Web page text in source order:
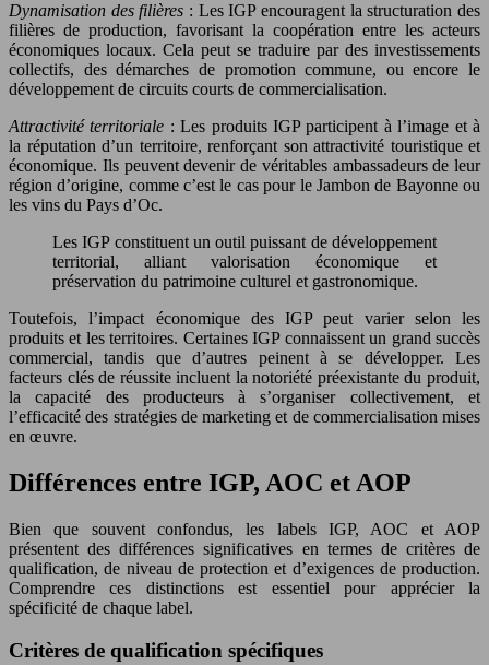
Dynamisation des filières : Les IGP encouragent la structuration des
filières de production, favorisant la coopération entre les acteurs
économiques locaux. Cela peut se traduire par des investissements
collectifs, des démarches de promotion commune, ou encore le
développement de circuits courts de commercialisation.
Attractivité territoriale : Les produits IGP participent à l’image et à
la réputation d’un territoire, renforçant son attractivité touristique et
économique. Ils peuvent devenir de véritables ambassadeurs de leur
région d’origine, comme c’est le cas pour le Jambon de Bayonne ou
les vins du Pays d’Oc.
Les IGP constituent un outil puissant de développement
territorial, alliant valorisation économique et
préservation du patrimoine culturel et gastronomique.
Toutefois, l’impact économique des IGP peut varier selon les
produits et les territoires. Certaines IGP connaissent un grand succès
commercial, tandis que d’autres peinent à se développer. Les
facteurs clés de réussite incluent la notoriété préexistante du produit,
la capacité des producteurs à s’organiser collectivement, et
l’efficacité des stratégies de marketing et de commercialisation mises
en œuvre.
Différences entre IGP, AOC et AOP
Bien que souvent confondus, les labels IGP, AOC et AOP
présentent des différences significatives en termes de critères de
qualification, de niveau de protection et d’exigences de production.
Comprendre ces distinctions est essentiel pour apprécier la
spécificité de chaque label.
Critères de qualification spécifiques